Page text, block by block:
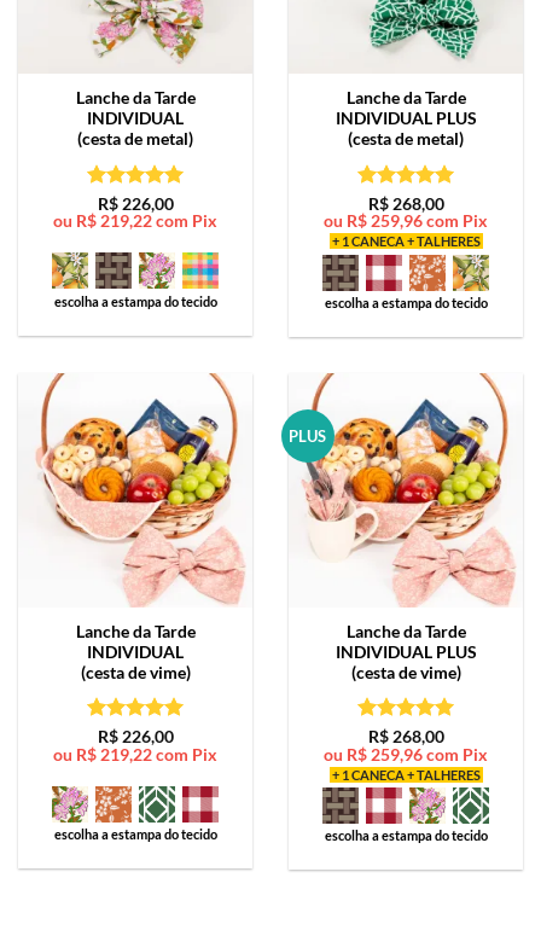
Lanche da Tarde
INDIVIDUAL
(cesta de metal)
Avaliação5
de 5
R$226,00
ou R$ 219,22com Pix
escolha a estampa do tecido
Lanche da Tarde
INDIVIDUAL PLUS
(cesta de metal)
Avaliação5
de 5
R$268,00
ou R$ 259,96com Pix
+ 1 CANECA + TALHERES
escolha a estampa do tecido
Lanche da Tarde
INDIVIDUAL
(cesta de vime)
Avaliação5
de 5
R$226,00
ou R$ 219,22com Pix
escolha a estampa do tecido
PLUS
Lanche da Tarde
INDIVIDUAL PLUS
(cesta de vime)
Avaliação5
de 5
R$268,00
ou R$ 259,96com Pix
+ 1 CANECA + TALHERES
escolha a estampa do tecido